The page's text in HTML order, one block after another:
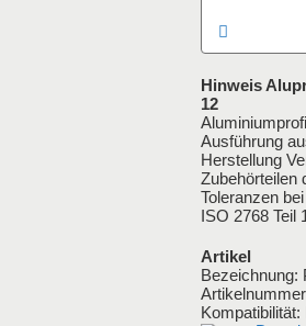
Hinweis
12
Ausführung
Herstellung
Zubehörteilen
Toleranzen
ISO 2768 Teil
Artikel
Bezeichnung:
Kompatibilität: